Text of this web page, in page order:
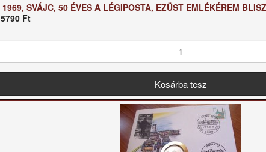
1969, SVÁJC, 50 ÉVES A LÉGIPOSTA, EZÜST EMLÉKÉREM
5790 Ft